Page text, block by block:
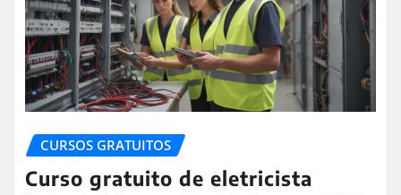
CURSOS GRATUITOS
Curso gratuito de eletricista